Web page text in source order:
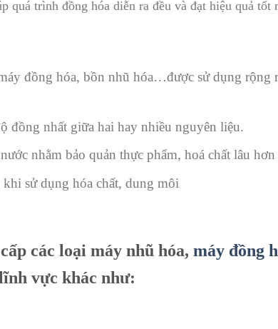
quá trình đồng hóa diễn ra đều và đạt hiệu quả tốt
đồng hóa, bồn nhũ hóa…được sử dụng rộng
đồng nhất giữa hai hay nhiều nguyên liệu.
nhằm bảo quản thực phẩm, hoá chất lâu hơn
sử dụng hóa chất, dung môi
các loại máy nhũ hóa, máy đồng
vực khác như: